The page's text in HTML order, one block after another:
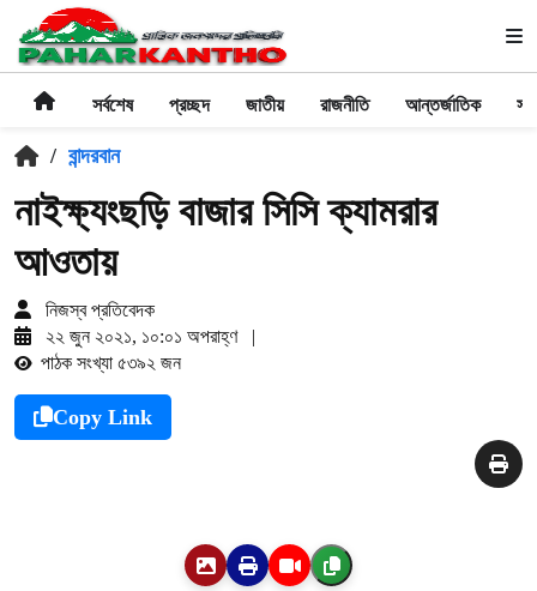
সর্বশেষ প্রচ্ছদ জাতীয় রাজনীতি আন্তর্জাতিক
/ বান্দরবান
নাইক্ষ্যংছড়ি বাজার সিসি ক্যামরার
আওতায়
নিজস্ব প্রতিবেদক
২২ জুন ২০২১, ১০:০১ অপরাহ্ণ
|
পাঠক সংখ্যা ৫৩৯২ জন
Copy Link